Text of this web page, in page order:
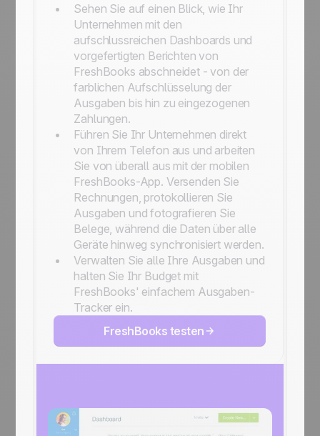
Sehen Sie auf einen Blick, wie Ihr
Unternehmen mit den
aufschlussreichen Dashboards und
vorgefertigten Berichten von
FreshBooks abschneidet - von der
farblichen Aufschlüsselung der
Ausgaben bis hin zu eingezogenen
Zahlungen.
Führen Sie Ihr Unternehmen direkt
von Ihrem Telefon aus und arbeiten
Sie von überall aus mit der mobilen
FreshBooks-App. Versenden Sie
Rechnungen, protokollieren Sie
Ausgaben und fotografieren Sie
Belege, während die Daten über alle
Geräte hinweg synchronisiert werden.
Verwalten Sie alle Ihre Ausgaben und
halten Sie Ihr Budget mit
FreshBooks' einfachem Ausgaben-
Tracker ein.
FreshBooks testen